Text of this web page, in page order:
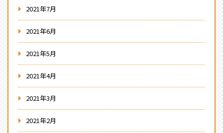
2021年7月
2021年6月
2021年5月
2021年4月
2021年3月
2021年2月